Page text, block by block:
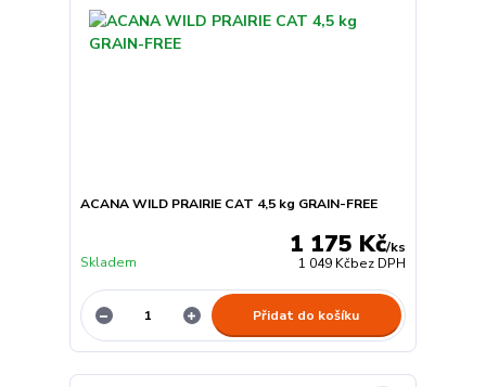
ACANA WILD PRAIRIE CAT 4,5 kg GRAIN-FREE
1 175 Kč/ks
1 049 Kčbez DPH
Skladem
Přidat do košíku